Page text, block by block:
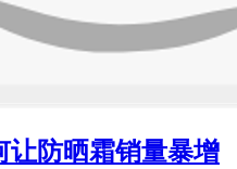
让防晒霜销量暴增